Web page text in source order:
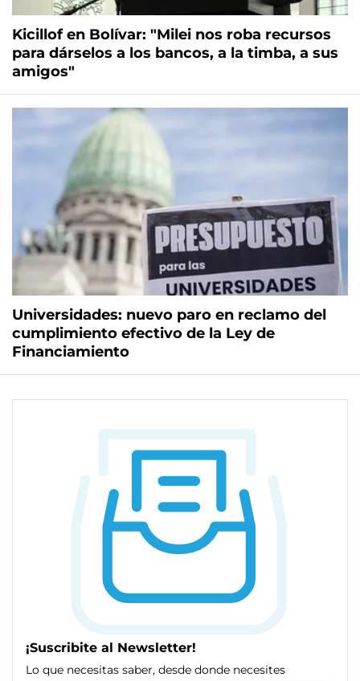
Kicillof en Bolívar: "Milei nos roba recursos
para dárselos a los bancos, a la timba, a sus
amigos"
Universidades: nuevo paro en reclamo del
cumplimiento efectivo de la Ley de
Financiamiento
¡Suscribite al Newsletter!
Lo que necesitas saber, desde donde necesites